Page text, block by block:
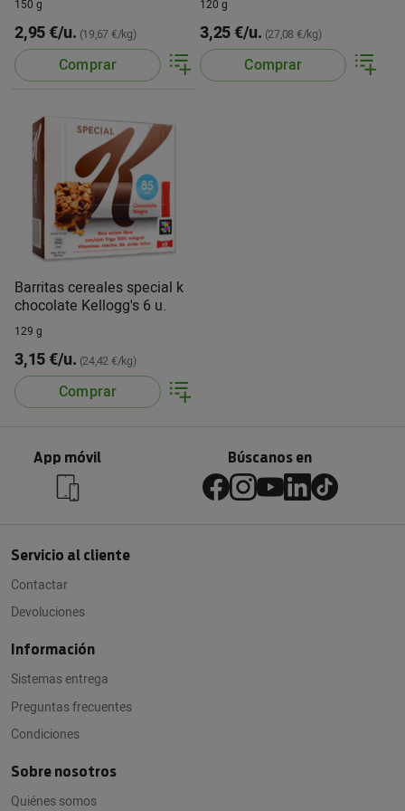
150 g
2,95 €/u. (19,67 €/kg)
Comprar
120 g
3,25 €/u. (27,08 €/kg)
Comprar
Barritas cereales special k
chocolate Kellogg's 6 u.
129 g
3,15 €/u. (24,42 €/kg)
Comprar
App móvil Búscanos en
Servicio al cliente
Contactar
Devoluciones
Información
Sistemas entrega
Preguntas frecuentes
Condiciones
Sobre nosotros
Quiénes somos